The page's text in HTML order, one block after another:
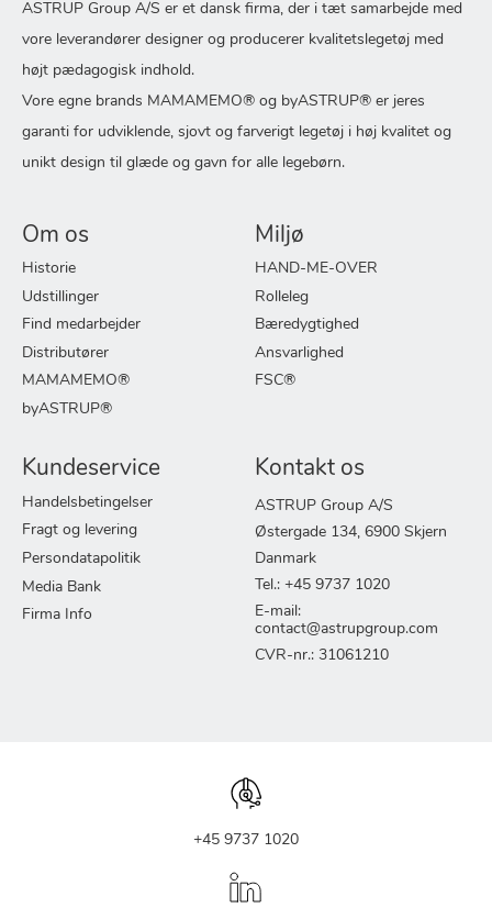
ASTRUP Group A/S er et dansk firma, der i tæt samarbejde med
vore leverandører designer og producerer kvalitetslegetøj med
højt pædagogisk indhold.
Vore egne brands MAMAMEMO® og byASTRUP® er jeres
garanti for udviklende, sjovt og farverigt legetøj i høj kvalitet og
unikt design til glæde og gavn for alle legebørn.
Om os
Historie
Udstillinger
Find medarbejder
Distributører
MAMAMEMO®
byASTRUP®
Miljø
HAND-ME-OVER
Rolleleg
Bæredygtighed
Ansvarlighed
FSC®
Kundeservice
Handelsbetingelser
Fragt og levering
Persondatapolitik
Media Bank
Firma Info
Kontakt os
ASTRUP Group A/S
Østergade 134, 6900 Skjern
Danmark
Tel.: +45 9737 1020
E-mail:
contact@astrupgroup.com
CVR-nr.: 31061210
+45 9737 1020